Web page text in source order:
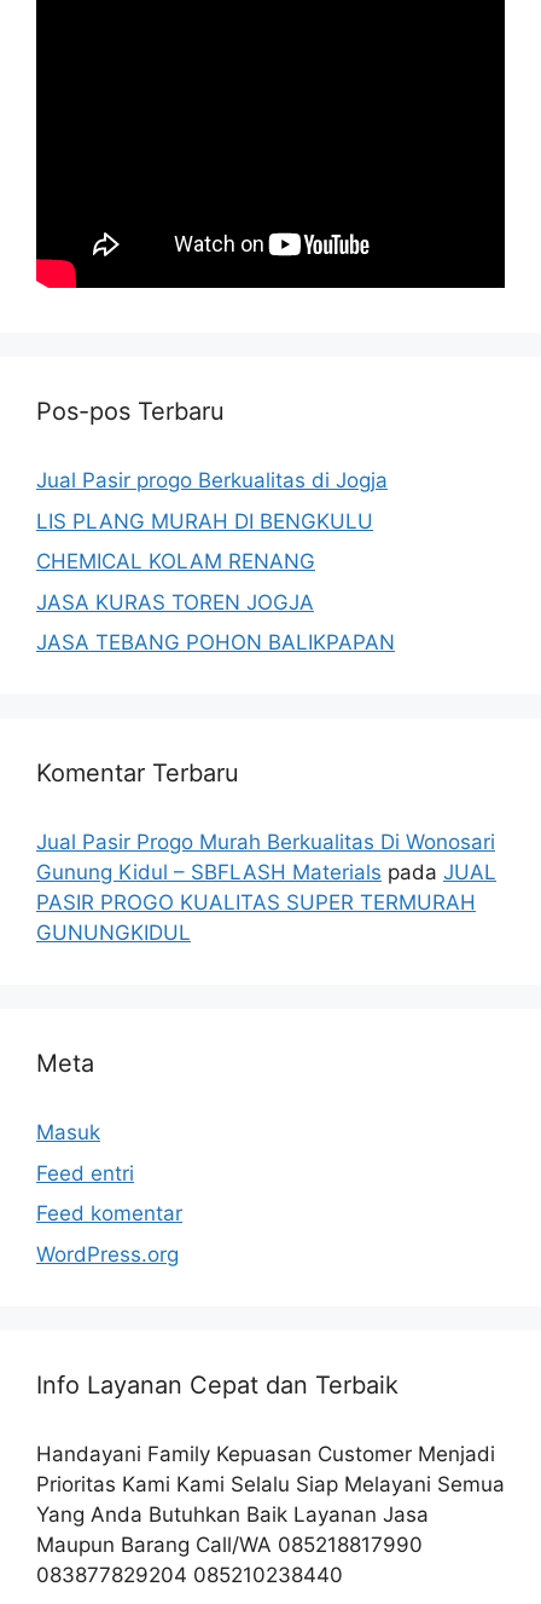
Pos-pos Terbaru
Jual Pasir progo Berkualitas di Jogja
LIS PLANG MURAH DI BENGKULU
CHEMICAL KOLAM RENANG
JASA KURAS TOREN JOGJA
JASA TEBANG POHON BALIKPAPAN
Komentar Terbaru
Jual Pasir Progo Murah Berkualitas Di Wonosari
Gunung Kidul – SBFLASH Materials pada JUAL
PASIR PROGO KUALITAS SUPER TERMURAH
GUNUNGKIDUL
Meta
Masuk
Feed entri
Feed komentar
WordPress.org
Info Layanan Cepat dan Terbaik
Handayani Family Kepuasan Customer Menjadi
Prioritas Kami Kami Selalu Siap Melayani Semua
Yang Anda Butuhkan Baik Layanan Jasa
Maupun Barang Call/WA 085218817990
083877829204 085210238440